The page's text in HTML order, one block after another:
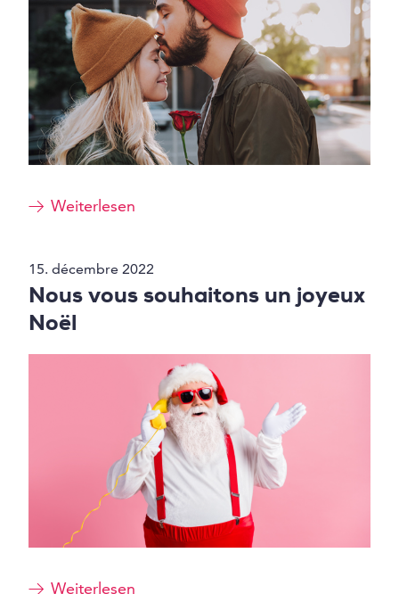
Weiterlesen
15. décembre 2022
Nous vous souhaitons un joyeux
Noël
Weiterlesen